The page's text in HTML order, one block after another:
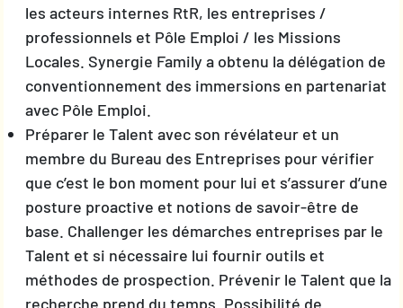
les acteurs internes RtR, les entreprises /
professionnels et Pôle Emploi / les Missions
Locales. Synergie Family a obtenu la délégation de
conventionnement des immersions en partenariat
avec Pôle Emploi.
Préparer le Talent avec son révélateur et un
membre du Bureau des Entreprises pour vérifier
que c’est le bon moment pour lui et s’assurer d’une
posture proactive et notions de savoir-être de
base. Challenger les démarches entreprises par le
Talent et si nécessaire lui fournir outils et
méthodes de prospection. Prévenir le Talent que la
recherche prend du temps. Possibilité de